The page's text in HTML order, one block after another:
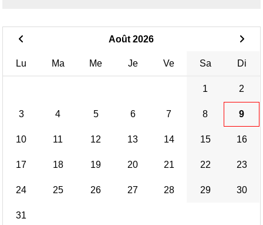
Août 2026
Lu Ma Me Je Ve Sa Di
1 2
3 4 5 6 7 8 9
10 11 12 13 14 15 16
17 18 19 20 21 22 23
24 25 26 27 28 29 30
31